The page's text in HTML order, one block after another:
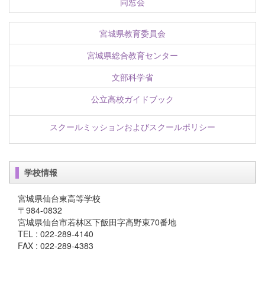
宮城県教育委員会
宮城県総合教育センター
文部科学省
公立高校ガイドブック
スクールミッションおよびスクールポリシー
学校情報
宮城県仙台東高等学校
〒984-0832
宮城県仙台市若林区下飯田字高野東70番地
TEL : 022-289-4140
FAX : 022-289-4383